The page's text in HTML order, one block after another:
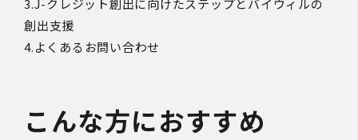
3.J-クレジット創出に向けたステップとバイウィルの
創出支援
4.よくあるお問い合わせ
こんな方におすすめ